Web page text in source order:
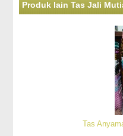
Produk lain Tas Jali
Tas